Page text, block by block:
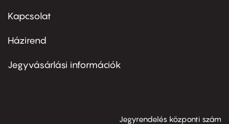
firstKapcsolat
Footer
second
Házirend
Jegyvásárlási információk
Jegyrendelés központi szám